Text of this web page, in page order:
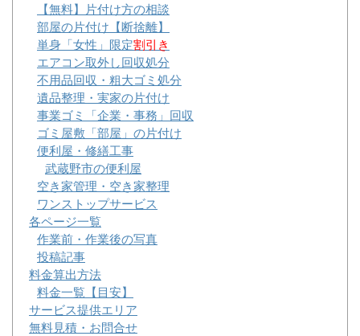
【無料】片付け方の相談
部屋の片付け【断捨離】
単身「女性」限定割引き
エアコン取外し回収処分
不用品回収・粗大ゴミ処分
遺品整理・実家の片付け
事業ゴミ「企業・事務」回収
ゴミ屋敷「部屋」の片付け
便利屋・修繕工事
武蔵野市の便利屋
空き家管理・空き家整理
ワンストップサービス
各ページ一覧
作業前・作業後の写真
投稿記事
料金算出方法
料金一覧【目安】
サービス提供エリア
無料見積・お問合せ